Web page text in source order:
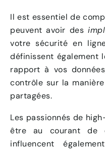
Il est essentiel de
peuvent avoir des
votre sécurité en
définissent également
rapport à vos
contrôle sur la
partagées.
Les passionnés de
être au courant de
influencent